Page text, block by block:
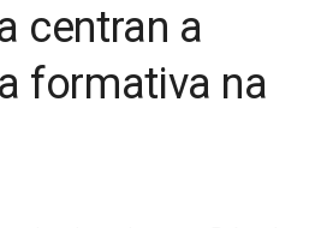
centran a
formativa na